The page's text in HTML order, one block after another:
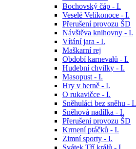
Bochovský čáp - I.
Veselé Velikonoce - I.
Přerušení provozu ŠD
Návštěva knihovny - I.
Vítání jara - I.
Maškarní rej
Období karnevalů - I.
Hudební chvilky - I.
Masopust - I.
Hry v herně - I.
O rukavičce - I.
Sněhuláci bez sněhu - I.
Sněhová nadílka - I.
Přerušení provozu ŠD
Krmení ptáčků - I.
Zimní sporty - I.
Svátek Tří králů - I.